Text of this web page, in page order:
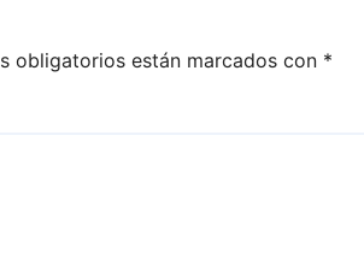
obligatorios están marcados con *